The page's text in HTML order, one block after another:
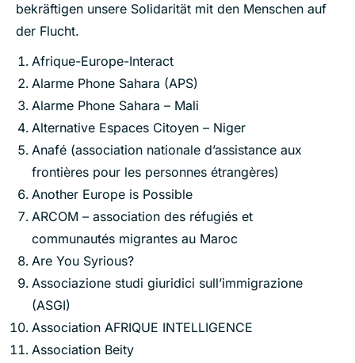
bekräftigen unsere Solidarität mit den Menschen auf
der Flucht.
Afrique-Europe-Interact
Alarme Phone Sahara (APS)
Alarme Phone Sahara – Mali
Alternative Espaces Citoyen – Niger
Anafé (association nationale d’assistance aux
frontières pour les personnes étrangères)
Another Europe is Possible
ARCOM – association des réfugiés et
communautés migrantes au Maroc
Are You Syrious?
Associazione studi giuridici sull’immigrazione
(ASGI)
Association AFRIQUE INTELLIGENCE
Association Beity